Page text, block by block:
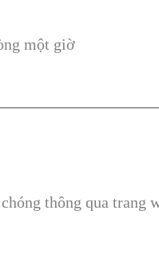
một giờ
thông qua trang